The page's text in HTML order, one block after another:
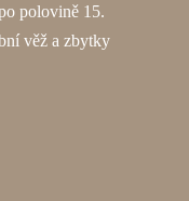
polovině 15.
věž a zbytky